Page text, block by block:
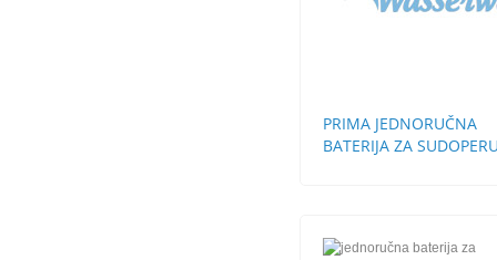
PRIMA JEDNORUČNA
BATERIJA ZA